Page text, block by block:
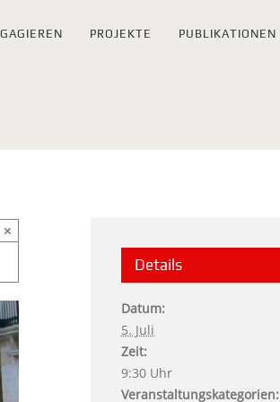
PROJEKTE PUBLIKATIONEN
×
Details
Datum:
5. Juli
Zeit:
9:30 Uhr
Veranstaltungskategorien: